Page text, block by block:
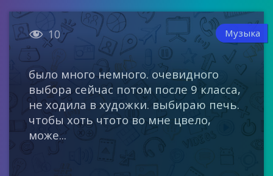
 10 Музыка
было много немного. очевидного
выбора сейчас потом после 9 класса,
не ходила в художки. выбираю печь.
чтобы хоть чтото во мне цвело,
може...